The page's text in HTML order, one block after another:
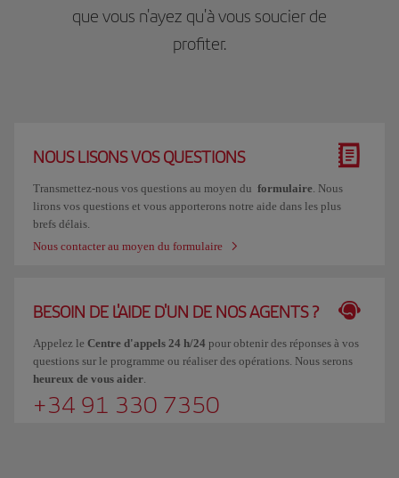
que vous n'ayez qu'à vous soucier de
profiter.
NOUS LISONS VOS QUESTIONS
Transmettez-nous vos questions au moyen du formulaire. Nous
lirons vos questions et vous apporterons notre aide dans les plus
brefs délais.
Nous contacter au moyen du formulaire
BESOIN DE L'AIDE D'UN DE NOS AGENTS ?
Appelez le Centre d'appels 24 h/24 pour obtenir des réponses à vos
questions sur le programme ou réaliser des opérations. Nous serons
heureux de vous aider.
+34 91 330 7350